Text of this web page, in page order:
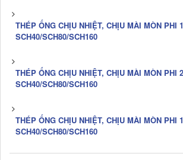
THÉP ỐNG CHỊU NHIỆT, CHỊU MÀI MÒN PHI
SCH40/SCH80/SCH160
THÉP ỐNG CHỊU NHIỆT, CHỊU MÀI MÒN PHI
SCH40/SCH80/SCH160
THÉP ỐNG CHỊU NHIỆT, CHỊU MÀI MÒN PHI
SCH40/SCH80/SCH160